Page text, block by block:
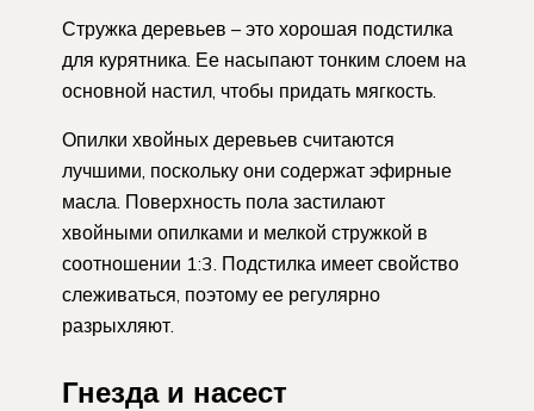
Стружка деревьев – это хорошая подстилка
для курятника. Ее насыпают тонким слоем на
основной настил, чтобы придать мягкость.
Опилки хвойных деревьев считаются
лучшими, поскольку они содержат эфирные
масла. Поверхность пола застилают
хвойными опилками и мелкой стружкой в
соотношении 1:3. Подстилка имеет свойство
слеживаться, поэтому ее регулярно
разрыхляют.
Гнезда и насест